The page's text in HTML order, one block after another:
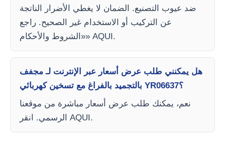
ضد عيوب التصنيع. الضمان لا يغطي الأضرار الناتجة
عن التركيب أو الاستخدام غير الصحيح. راجع
«الشروط والأحكام» AQUI.
هل يمكنني طلب عرض أسعار عبر الإنترنت لـ مجفف
بالتجميد بالفراغ مع تسخين كهربائي YR06637؟
نعم، يمكنك طلب عرض أسعار مباشرة من موقعنا
الرسمي. انقر AQUI.